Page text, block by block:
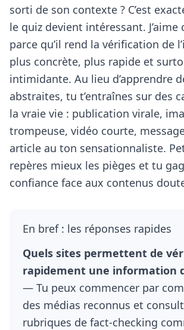
sorti de son contexte ? C’est
le quiz devient intéressant. J’aime
parce qu’il rend la vérification de
plus concrète, plus rapide et
intimidante. Au lieu d’apprendre
abstraites, tu t’entraînes sur des
la vraie vie : publication virale,
trompeuse, vidéo courte,
article au ton sensationnaliste.
repères mieux les pièges et tu
confiance face aux contenus
En bref : les réponses rapides
Quels sites permettent de
rapidement une information
— Tu peux commencer par
des médias reconnus et
rubriques de fact-checking